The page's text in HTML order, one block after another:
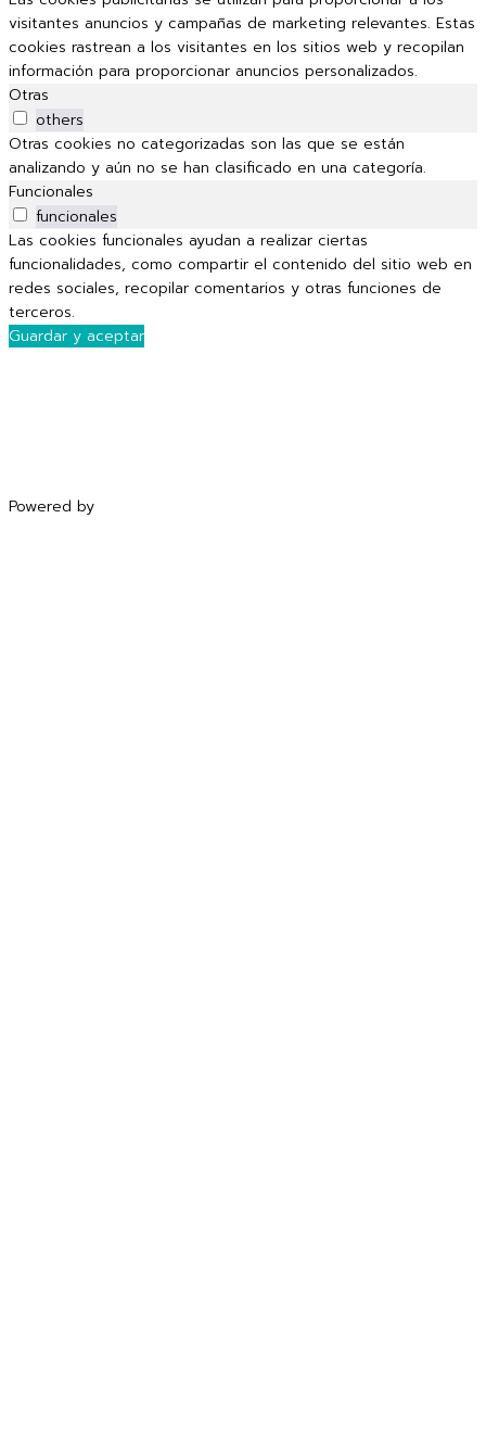
visitantes anuncios y campañas de marketing relevantes. Estas
cookies rastrean a los visitantes en los sitios web y recopilan
información para proporcionar anuncios personalizados.
Otras
others
Otras cookies no categorizadas son las que se están
analizando y aún no se han clasificado en una categoría.
Funcionales
funcionales
Las cookies funcionales ayudan a realizar ciertas
funcionalidades, como compartir el contenido del sitio web en
redes sociales, recopilar comentarios y otras funciones de
terceros.
Guardar y aceptar
Powered by